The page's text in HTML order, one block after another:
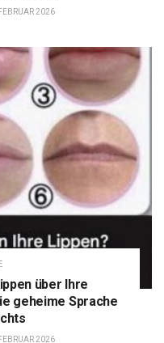
2026
über Ihre
geheime Sprache
2026